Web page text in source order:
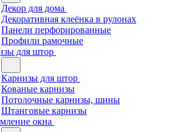
Декор для дома
Декоративная клеёнка в рулонах
Панели перфорированные
Профили рамочные
для штор
Карнизы для штор
Кованые карнизы
Потолочные карнизы, шины
Штанговые карнизы
окна